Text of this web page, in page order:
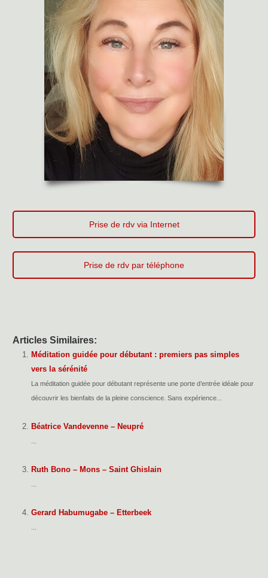
Prise de rdv via Internet
Prise de rdv par téléphone
Articles Similaires:
Méditation guidée pour débutant : premiers pas simples
vers la sérénité
La méditation guidée pour débutant représente une porte d’entrée idéale pour
découvrir les bienfaits de la pleine conscience. Sans expérience...
Béatrice Vandevenne – Neupré
Ruth Bono – Mons – Saint Ghislain
Gerard Habumugabe – Etterbeek